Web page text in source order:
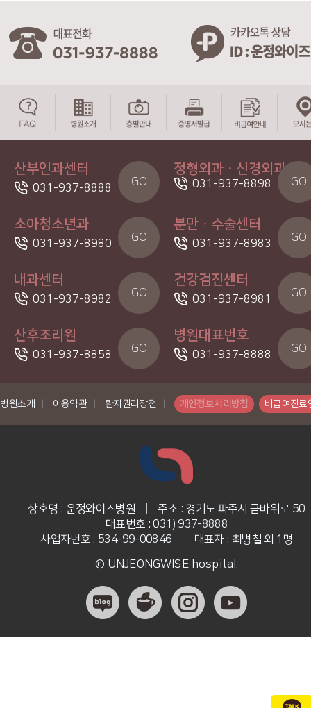
산부인과센터
031-937-8888 GO
정형외과ㆍ신경외과
031-937-8898 GO
소아청소년과
031-937-8980 GO
분만ㆍ수술센터
031-937-8983 GO
내과센터
031-937-8982 GO
건강검진센터
031-937-8981 GO
산후조리원
031-937-8858 GO
병원대표번호
031-937-8888 GO
병원소개 | 이용약관 | 환자권리장전 | 개인정보처리방침 비급여진료
상호명 : 운정와이즈병원
주소 : 경기도 파주시 금바위로 50
대표번호 : 031) 937-8888
사업자번호 : 534-99-00846
대표자 : 최병철 외 1명
© UNJEONGWISE hospital.